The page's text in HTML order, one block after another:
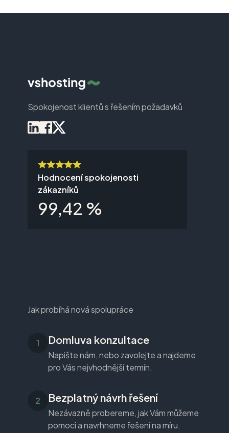
Spokojenost klientů s řešením požadavků
Hodnocení spokojenosti
zákazníků
99,42 %
Jak probíhá nová spolupráce
Domluva konzultace
Napište nám, nebo zavolejte a najdeme
pro Vás nejvhodnější termín.
Bezplatný návrh řešení
Nezávazně probereme, jak Vám můžeme
pomoci a navrhneme řešení na míru.